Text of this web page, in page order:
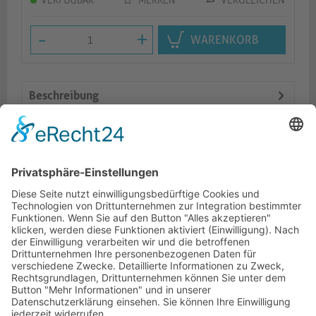
- + WARENKORB
Beschreibung
Features
Logistik
Ähnliche Artikel
HOTLINE